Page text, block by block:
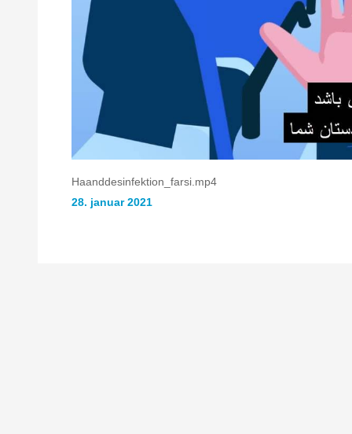
Haanddesinfektion_farsi.mp4
28. januar 2021